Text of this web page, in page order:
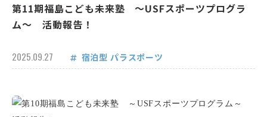
第11期福島こども未来塾 ～USFスポーツプログラ
ム～ 活動報告！
2025.09.27 宿泊型 パラスポーツ